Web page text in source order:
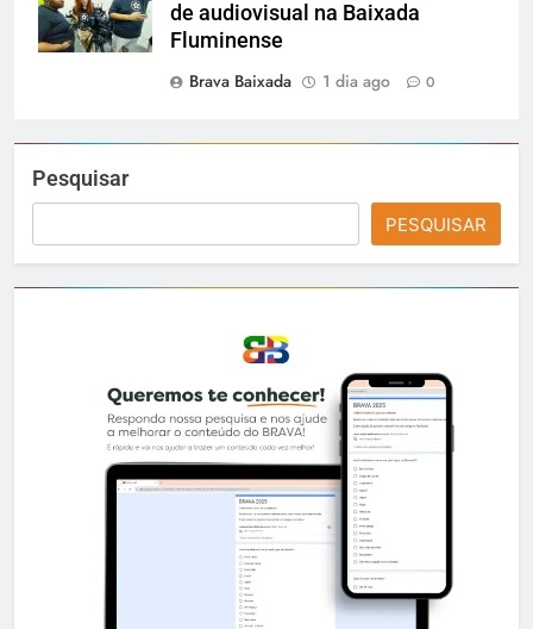
de audiovisual na Baixada
Fluminense
Brava Baixada
1 dia ago 0
Pesquisar
PESQUISAR